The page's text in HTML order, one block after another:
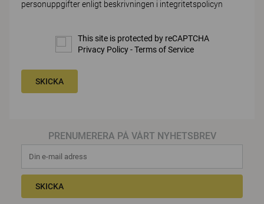
personuppgifter enligt beskrivningen i integritetspolicyn
This site is protected by reCAPTCHA
Privacy Policy-Terms of Service
SKICKA
PRENUMERERA PÅ VÅRT NYHETSBREV
SKICKA